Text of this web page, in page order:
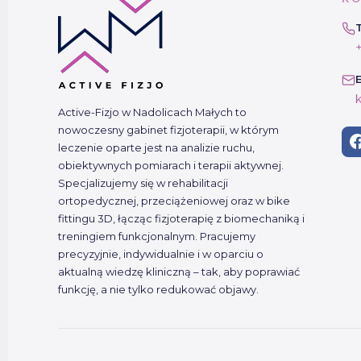
Active-Fizjo w Nadolicach Małych to
nowoczesny gabinet fizjoterapii, w którym
leczenie oparte jest na analizie ruchu,
obiektywnych pomiarach i terapii aktywnej.
Specjalizujemy się w rehabilitacji
ortopedycznej, przeciążeniowej oraz w bike
fittingu 3D, łącząc fizjoterapię z biomechaniką i
treningiem funkcjonalnym. Pracujemy
precyzyjnie, indywidualnie i w oparciu o
aktualną wiedzę kliniczną – tak, aby poprawiać
funkcję, a nie tylko redukować objawy.